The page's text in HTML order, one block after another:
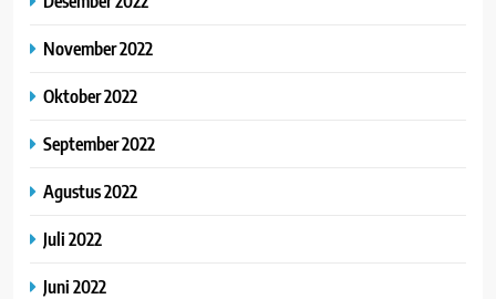
November 2022
Oktober 2022
September 2022
Agustus 2022
Juli 2022
Juni 2022